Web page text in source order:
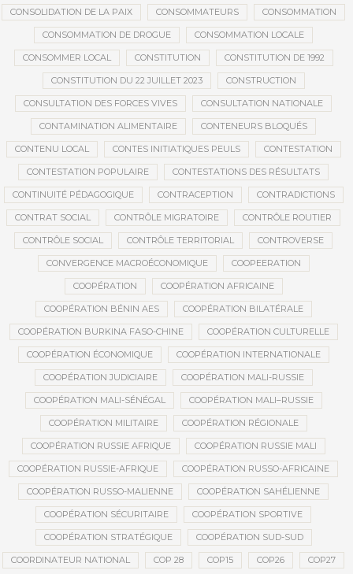
CONSOLIDATION DE LA PAIX CONSOMMATEURS CONSOMMATION
CONSOMMATION DE DROGUE CONSOMMATION LOCALE
CONSOMMER LOCAL CONSTITUTION CONSTITUTION DE 1992
CONSTITUTION DU 22 JUILLET 2023 CONSTRUCTION
CONSULTATION DES FORCES VIVES CONSULTATION NATIONALE
CONTAMINATION ALIMENTAIRE CONTENEURS BLOQUÉS
CONTENU LOCAL CONTES INITIATIQUES PEULS CONTESTATION
CONTESTATION POPULAIRE CONTESTATIONS DES RÉSULTATS
CONTINUITÉ PÉDAGOGIQUE CONTRACEPTION CONTRADICTIONS
CONTRAT SOCIAL CONTRÔLE MIGRATOIRE CONTRÔLE ROUTIER
CONTRÔLE SOCIAL CONTRÔLE TERRITORIAL CONTROVERSE
CONVERGENCE MACROÉCONOMIQUE COOPEERATION
COOPÉRATION COOPÉRATION AFRICAINE
COOPÉRATION BÉNIN AES COOPÉRATION BILATÉRALE
COOPÉRATION BURKINA FASO-CHINE COOPÉRATION CULTURELLE
COOPÉRATION ÉCONOMIQUE COOPÉRATION INTERNATIONALE
COOPÉRATION JUDICIAIRE COOPÉRATION MALI-RUSSIE
COOPÉRATION MALI-SÉNÉGAL COOPÉRATION MALI–RUSSIE
COOPÉRATION MILITAIRE COOPÉRATION RÉGIONALE
COOPÉRATION RUSSIE AFRIQUE COOPÉRATION RUSSIE MALI
COOPÉRATION RUSSIE-AFRIQUE COOPÉRATION RUSSO-AFRICAINE
COOPÉRATION RUSSO-MALIENNE COOPÉRATION SAHÉLIENNE
COOPÉRATION SÉCURITAIRE COOPÉRATION SPORTIVE
COOPÉRATION STRATÉGIQUE COOPÉRATION SUD-SUD
COORDINATEUR NATIONAL COP 28 COP15 COP26 COP27